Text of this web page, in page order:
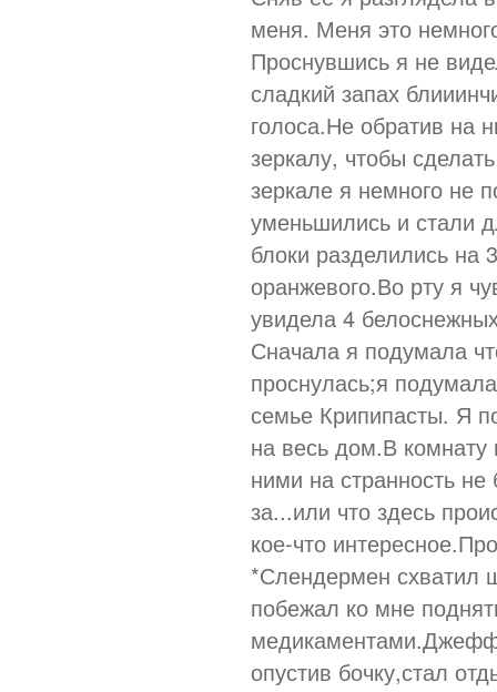
меня. Меня это
Проснувшись я не
сладкий запах
голоса.Не обратив на
зеркалу, чтобы
зеркале я немного не
уменьшились и стали
блоки разделились на
оранжевого.Во рту я
увидела 4
Сначала я подумала
проснулась;я
семье Крипипасты. Я
на весь дом.В
ними на странность
за...или что здесь
кое-что
*Слендермен схватил
побежал ко мне
опустив бочку,стал